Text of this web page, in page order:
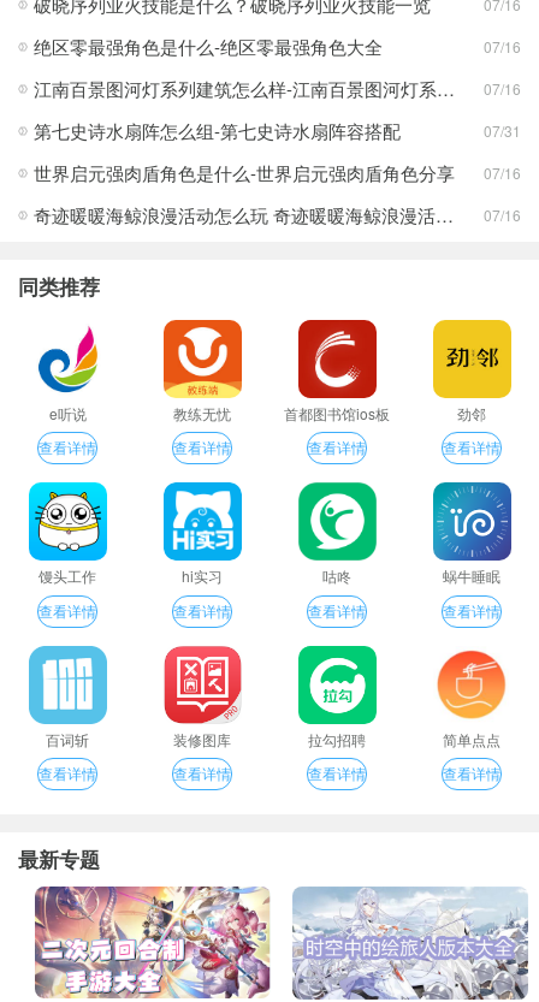
绝区零最强角色是什么-绝区零最强角色大全 07/16
江南百景图河灯系列建筑怎么样-江南百景图河灯系列建筑分享 07/16
第七史诗水扇阵怎么组-第七史诗水扇阵容搭配 07/31
世界启元强肉盾角色是什么-世界启元强肉盾角色分享 07/16
奇迹暖暖海鲸浪漫活动怎么玩 奇迹暖暖海鲸浪漫活动玩法一览 07/16
同类推荐
e听说
查看详情
教练无忧
查看详情
首都图书馆ios板
查看详情
劲邻
查看详情
馒头工作
查看详情
hi实习
查看详情
咕咚
查看详情
蜗牛睡眠
查看详情
百词斩
查看详情
装修图库
查看详情
拉勾招聘
查看详情
简单点点
查看详情
最新专题